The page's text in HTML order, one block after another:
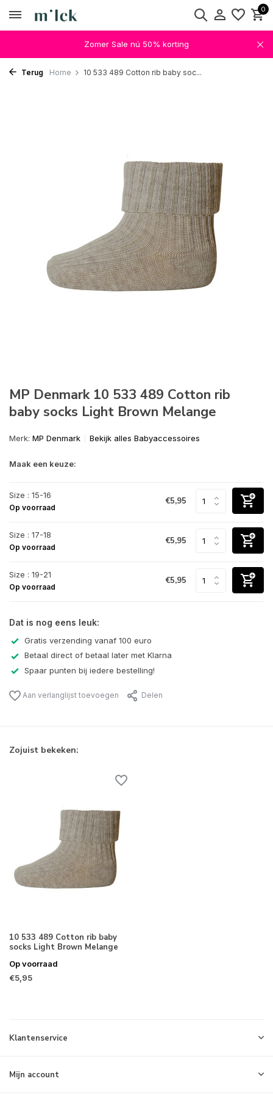
0
Zomer Sale nú 50% korting
Terug Home 10 533 489 Cotton rib baby soc...
MP Denmark 10 533 489 Cotton rib
baby socks Light Brown Melange
Merk: MP Denmark Bekijk alles Babyaccessoires
Maak een keuze:
Size : 15-16
Op voorraad
€5,95
Size : 17-18
Op voorraad
€5,95
Size : 19-21
Op voorraad
€5,95
Dat is nog eens leuk:
Gratis verzending vanaf 100 euro
Betaal direct of betaal later met Klarna
Spaar punten bij iedere bestelling!
Aan verlanglijst toevoegen Delen
Zojuist bekeken:
10 533 489 Cotton rib baby
socks Light Brown Melange
Op voorraad
€5,95
Klantenservice
Mijn account